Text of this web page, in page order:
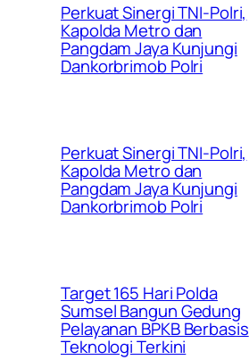
Perkuat Sinergi TNI-Polri,
Kapolda Metro dan
Pangdam Jaya Kunjungi
Dankorbrimob Polri
Perkuat Sinergi TNI-Polri,
Kapolda Metro dan
Pangdam Jaya Kunjungi
Dankorbrimob Polri
Target 165 Hari Polda
Sumsel Bangun Gedung
Pelayanan BPKB Berbasis
Teknologi Terkini